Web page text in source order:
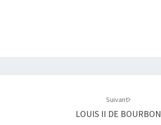
Suivant
LOUIS II DE BOURBON